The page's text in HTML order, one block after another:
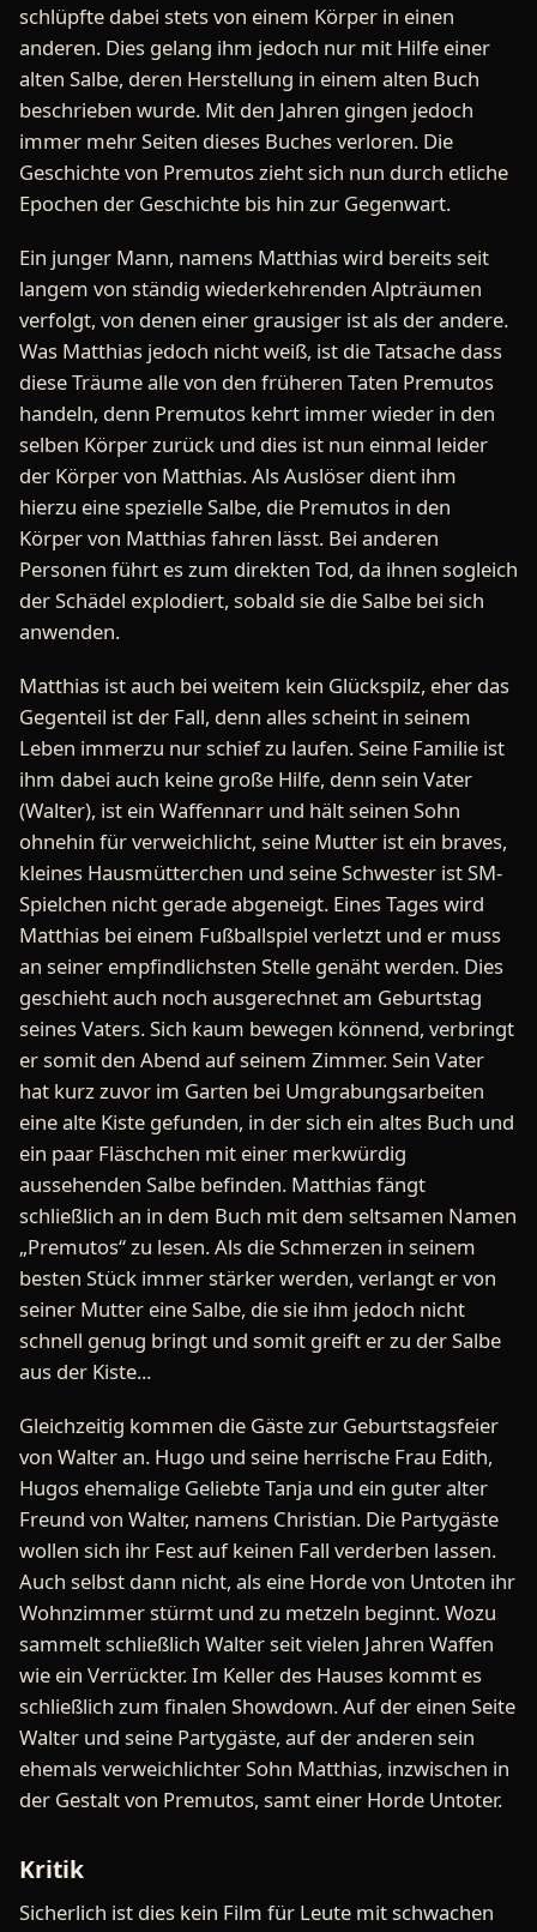
schlüpfte dabei stets von einem Körper in einen
anderen. Dies gelang ihm jedoch nur mit Hilfe einer
alten Salbe, deren Herstellung in einem alten Buch
beschrieben wurde. Mit den Jahren gingen jedoch
immer mehr Seiten dieses Buches verloren. Die
Geschichte von Premutos zieht sich nun durch etliche
Epochen der Geschichte bis hin zur Gegenwart.
Ein junger Mann, namens Matthias wird bereits seit
langem von ständig wiederkehrenden Alpträumen
verfolgt, von denen einer grausiger ist als der andere.
Was Matthias jedoch nicht weiß, ist die Tatsache dass
diese Träume alle von den früheren Taten Premutos
handeln, denn Premutos kehrt immer wieder in den
selben Körper zurück und dies ist nun einmal leider
der Körper von Matthias. Als Auslöser dient ihm
hierzu eine spezielle Salbe, die Premutos in den
Körper von Matthias fahren lässt. Bei anderen
Personen führt es zum direkten Tod, da ihnen sogleich
der Schädel explodiert, sobald sie die Salbe bei sich
anwenden.
Matthias ist auch bei weitem kein Glückspilz, eher das
Gegenteil ist der Fall, denn alles scheint in seinem
Leben immerzu nur schief zu laufen. Seine Familie ist
ihm dabei auch keine große Hilfe, denn sein Vater
(Walter), ist ein Waffennarr und hält seinen Sohn
ohnehin für verweichlicht, seine Mutter ist ein braves,
kleines Hausmütterchen und seine Schwester ist SM-
Spielchen nicht gerade abgeneigt. Eines Tages wird
Matthias bei einem Fußballspiel verletzt und er muss
an seiner empfindlichsten Stelle genäht werden. Dies
geschieht auch noch ausgerechnet am Geburtstag
seines Vaters. Sich kaum bewegen könnend, verbringt
er somit den Abend auf seinem Zimmer. Sein Vater
hat kurz zuvor im Garten bei Umgrabungsarbeiten
eine alte Kiste gefunden, in der sich ein altes Buch und
ein paar Fläschchen mit einer merkwürdig
aussehenden Salbe befinden. Matthias fängt
schließlich an in dem Buch mit dem seltsamen Namen
„Premutos“ zu lesen. Als die Schmerzen in seinem
besten Stück immer stärker werden, verlangt er von
seiner Mutter eine Salbe, die sie ihm jedoch nicht
schnell genug bringt und somit greift er zu der Salbe
aus der Kiste...
Gleichzeitig kommen die Gäste zur Geburtstagsfeier
von Walter an. Hugo und seine herrische Frau Edith,
Hugos ehemalige Geliebte Tanja und ein guter alter
Freund von Walter, namens Christian. Die Partygäste
wollen sich ihr Fest auf keinen Fall verderben lassen.
Auch selbst dann nicht, als eine Horde von Untoten ihr
Wohnzimmer stürmt und zu metzeln beginnt. Wozu
sammelt schließlich Walter seit vielen Jahren Waffen
wie ein Verrückter. Im Keller des Hauses kommt es
schließlich zum finalen Showdown. Auf der einen Seite
Walter und seine Partygäste, auf der anderen sein
ehemals verweichlichter Sohn Matthias, inzwischen in
der Gestalt von Premutos, samt einer Horde Untoter.
Kritik
Sicherlich ist dies kein Film für Leute mit schwachen